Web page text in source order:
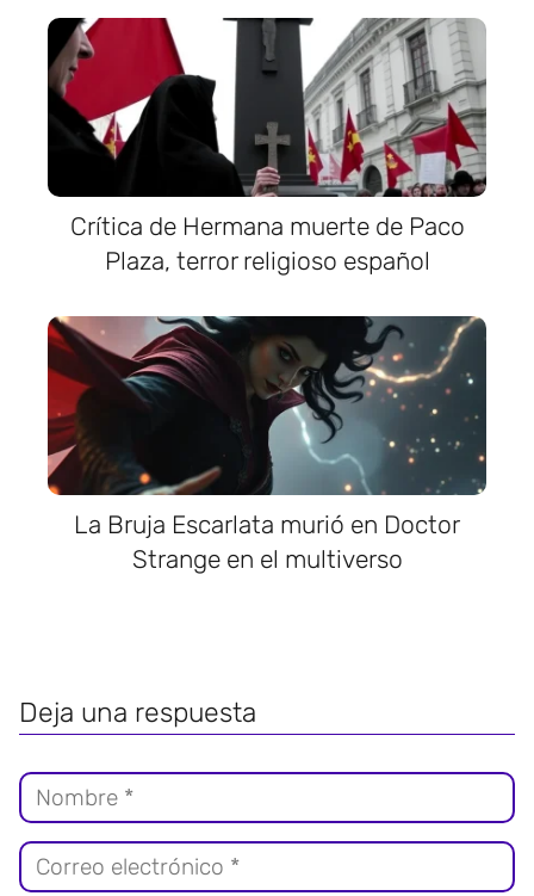
Crítica de Hermana muerte de Paco
Plaza, terror religioso español
La Bruja Escarlata murió en Doctor
Strange en el multiverso
Deja una respuesta